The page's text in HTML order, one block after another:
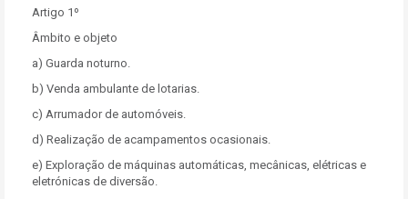
Artigo 1º
Âmbito e objeto
a) Guarda noturno.
b) Venda ambulante de lotarias.
c) Arrumador de automóveis.
d) Realização de acampamentos ocasionais.
e) Exploração de máquinas automáticas, mecânicas, elétricas e
eletrónicas de diversão.